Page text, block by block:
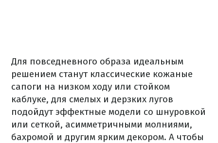
Для повседневного образа идеальным
решением станут классические кожаные
сапоги на низком ходу или стойком
каблуке, для смелых и дерзких лугов
подойдут эффектные модели со шнуровкой
или сеткой, асимметричными молниями,
бахромой и другим ярким декором. А чтобы